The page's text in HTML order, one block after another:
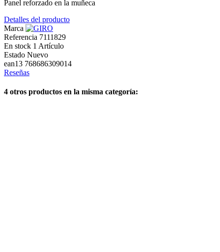
Panel reforzado en la muñeca
Detalles del producto
Marca
Referencia 7111829
En stock 1 Artículo
Estado Nuevo
ean13 768686309014
Reseñas
4 otros productos en la misma categoría: